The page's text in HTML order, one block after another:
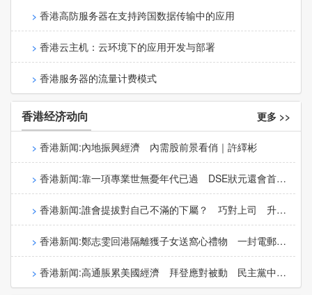
香港高防服务器在支持跨国数据传输中的应用
香港云主机：云环境下的应用开发与部署
香港服务器的流量计费模式
香港经济动向 更多 >>
香港新闻:內地振興經濟 內需股前景看俏｜許繹彬
香港新闻:靠一項專業世無憂年代已過 DSE狀元還會首選
讀醫？｜June Leung
香港新闻:誰會提拔對自己不滿的下屬？ 巧對上司 升職
加薪有你份｜知薇
香港新闻:鄭志雯回港隔離獲子女送窩心禮物 一封電郵證
酒店不冷漠｜珍姬蜜
香港新闻:高通脹累美國經濟 拜登應對被動 民主黨中期